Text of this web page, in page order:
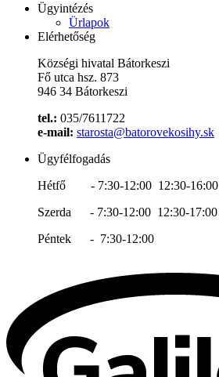
Ügyintézés
Ürlapok
Elérhetőség
Községi hivatal Bátorkeszi
Fő utca hsz. 873
946 34 Bátorkeszi
tel.: 035/7611722
e-mail: starosta@batorovekosihy.sk
Ügyfélfogadás
Hétfő - 7:30-12:00 12:30-16:00
Szerda - 7:30-12:00 12:30-17:00
Péntek - 7:30-12:00